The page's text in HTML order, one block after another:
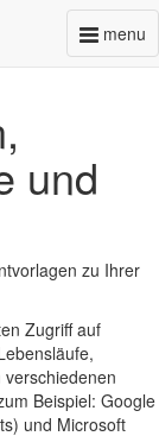
menu
und
zu Ihrer
Zugriff auf
Beispiel: Google
und Microsoft